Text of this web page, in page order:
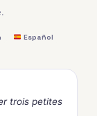
Español
trois petites